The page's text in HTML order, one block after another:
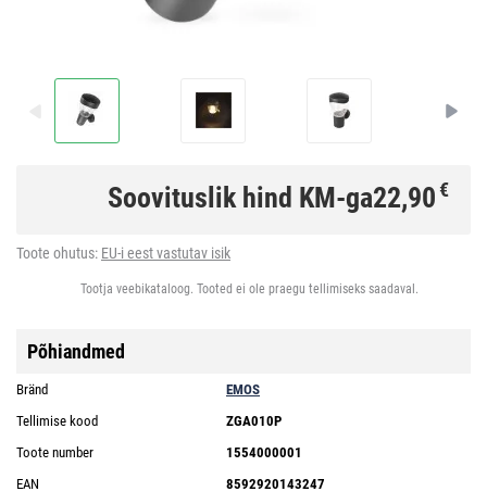
Soovituslik hind KM-ga22,90€
Toote ohutus: EU-i eest vastutav isik
Tootja veebikataloog. Tooted ei ole praegu tellimiseks saadaval.
Põhiandmed
Bränd
EMOS
Tellimise kood
ZGA010P
Toote number
1554000001
EAN
8592920143247